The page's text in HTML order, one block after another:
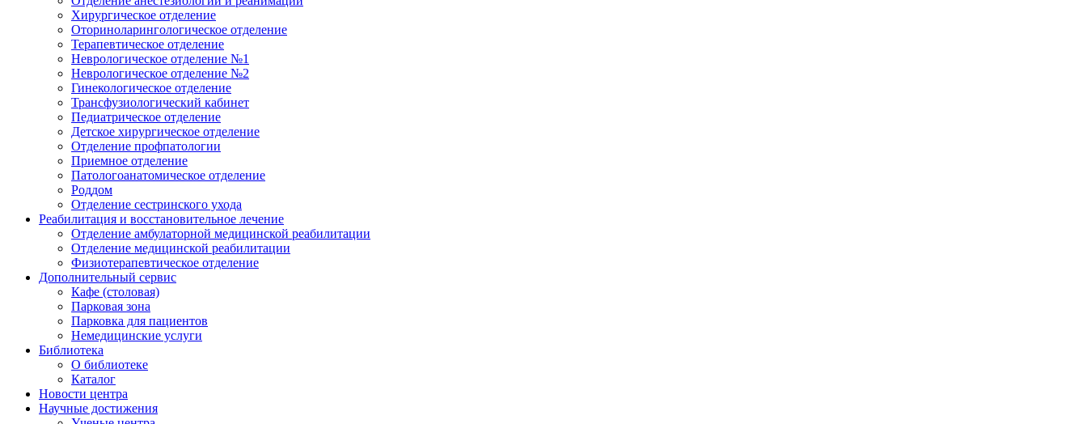
Хирургическое отделение
Оториноларингологическое отделение
Терапевтическое отделение
Неврологическое отделение №1
Неврологическое отделение №2
Гинекологическое отделение
Трансфузиологический кабинет
Педиатрическое отделение
Детское хирургическое отделение
Отделение профпатологии
Приемное отделение
Патологоанатомическое отделение
Роддом
Отделение сестринского ухода
Реабилитация и восстановительное лечение
Отделение амбулаторной медицинской реабилитации
Отделение медицинской реабилитации
Физиотерапевтическое отделение
Дополнительный сервис
Кафе (столовая)
Парковая зона
Парковка для пациентов
Немедицинские услуги
Библиотека
О библиотеке
Каталог
Новости центра
Научные достижения